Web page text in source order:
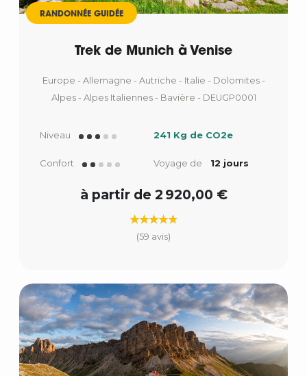
RANDONNÉE GUIDÉE
Trek de Munich à Venise
Europe - Allemagne - Autriche - Italie - Dolomites -
Alpes - Alpes Italiennes - Bavière - DEUGP0001
Niveau 241 Kg de CO2e
Confort Voyage de 12 jours
à partir de 2 920,00 €
(59 avis)